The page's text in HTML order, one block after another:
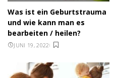
Was ist ein Geburtstrauma
und wie kann man es
bearbeiten / heilen?
JUNI 19, 2022